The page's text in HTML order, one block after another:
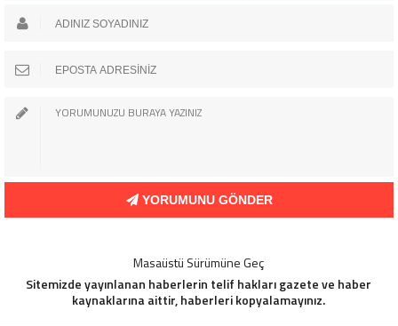
YORUMUNU GÖNDER
Masaüstü Sürümüne Geç
Sitemizde yayınlanan haberlerin telif hakları gazete ve haber
kaynaklarına aittir, haberleri kopyalamayınız.